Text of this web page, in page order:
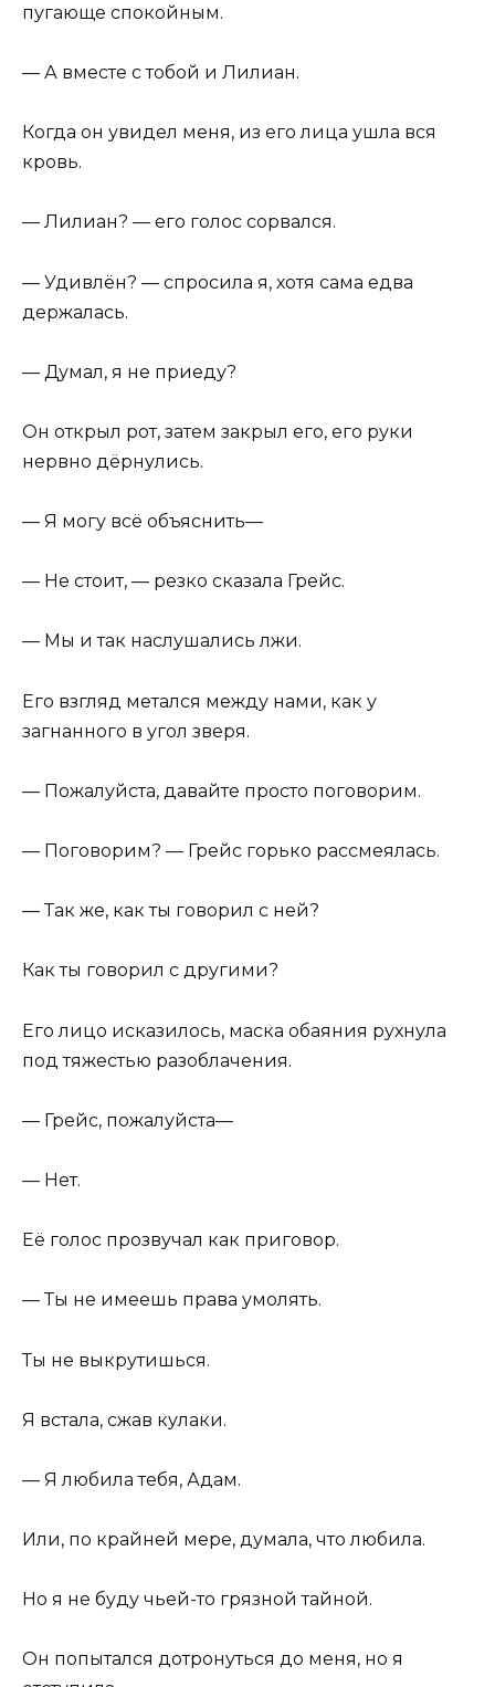
пугающе спокойным.
— А вместе с тобой и Лилиан.
Когда он увидел меня, из его лица ушла вся
кровь.
— Лилиан? — его голос сорвался.
— Удивлён? — спросила я, хотя сама едва
держалась.
— Думал, я не приеду?
Он открыл рот, затем закрыл его, его руки
нервно дёрнулись.
— Я могу всё объяснить—
— Не стоит, — резко сказала Грейс.
— Мы и так наслушались лжи.
Его взгляд метался между нами, как у
загнанного в угол зверя.
— Пожалуйста, давайте просто поговорим.
— Поговорим? — Грейс горько рассмеялась.
— Так же, как ты говорил с ней?
Как ты говорил с другими?
Его лицо исказилось, маска обаяния рухнула
под тяжестью разоблачения.
— Грейс, пожалуйста—
— Нет.
Её голос прозвучал как приговор.
— Ты не имеешь права умолять.
Ты не выкрутишься.
Я встала, сжав кулаки.
— Я любила тебя, Адам.
Или, по крайней мере, думала, что любила.
Но я не буду чьей-то грязной тайной.
Он попытался дотронуться до меня, но я